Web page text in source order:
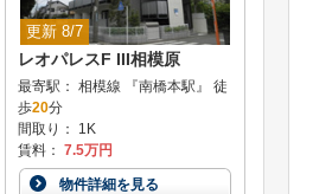
更新 8/7
レオパレスF III相模原
最寄駅： 相模線 『南橋本駅』 徒
歩20分
間取り： 1K
賃料： 7.5万円
物件詳細を見る